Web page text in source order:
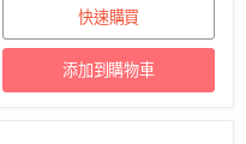
快速購買
添加到購物車